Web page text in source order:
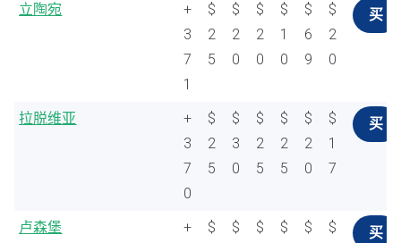
立陶宛
+
3
7
1
$
2
5
$
2
0
$
2
0
$
1
0
$
6
9
$
2
0
买
拉脱维亚
+
3
7
0
$
2
5
$
3
0
$
2
5
$
2
5
$
2
0
$
1
7
买
卢森堡
+
$
$
$
$
$
$
买